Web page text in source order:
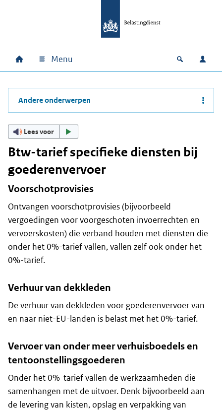
Hoofdnavigatie
Home Menu Open
Andere onderwerpen
Lees voor
Btw-tarief specifieke diensten bij
goederenvervoer
Voorschotprovisies
Ontvangen voorschotprovisies (bijvoorbeeld
vergoedingen voor voorgeschoten invoerrechten en
vervoerskosten) die verband houden met diensten die
onder het 0%-tarief vallen, vallen zelf ook onder het
0%-tarief.
Verhuur van dekkleden
De verhuur van dekkleden voor goederenvervoer van
en naar niet-EU-landen is belast met het 0%-tarief.
Vervoer van onder meer verhuisboedels en
tentoonstellingsgoederen
Onder het 0%-tarief vallen de werkzaamheden die
samenhangen met de uitvoer. Denk bijvoorbeeld aan
de levering van kisten, opslag en verpakking van